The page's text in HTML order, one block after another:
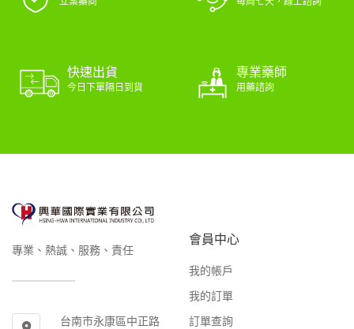
快速出貨
今日下單隔日到貨
專業藥師
用藥諮詢
專業、熱誠、服務、責任
台南市永康區中正路
會員中心
我的帳戶
我的訂單
訂單查詢